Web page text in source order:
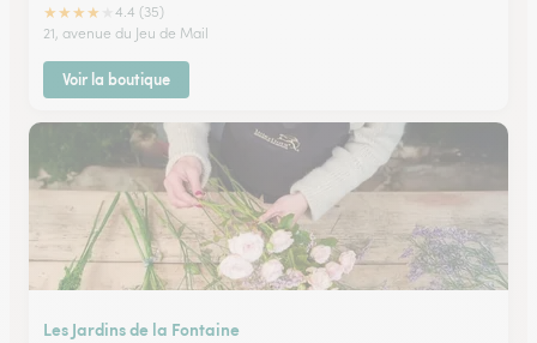
★★★★
4.4 (35)
21, avenue du Jeu de Mail
Voir la boutique
Les Jardins de la Fontaine